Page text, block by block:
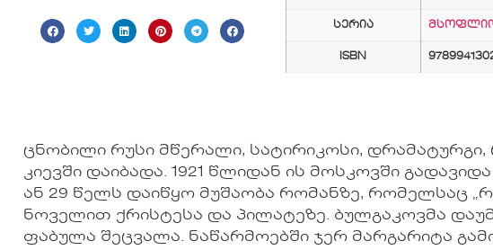
სერია
ISBN
ცნობილი რუსი მწერალი, სატირიკოსი, დრამატურგი,
კიევში დაიბადა. 1921 წლიდან ის მოსკოვში
ან 29 წელს დაიწყო მუშაობა რომანზე, რომელსაც
ნოველით ქრისტესა და პილატეზე. ბულგაკოვმა
ფაბულა შეცვალა. ნაწარმოებში ჯერ მარგარიტა